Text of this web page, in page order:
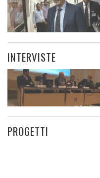
INTERVISTE
PROGETTI